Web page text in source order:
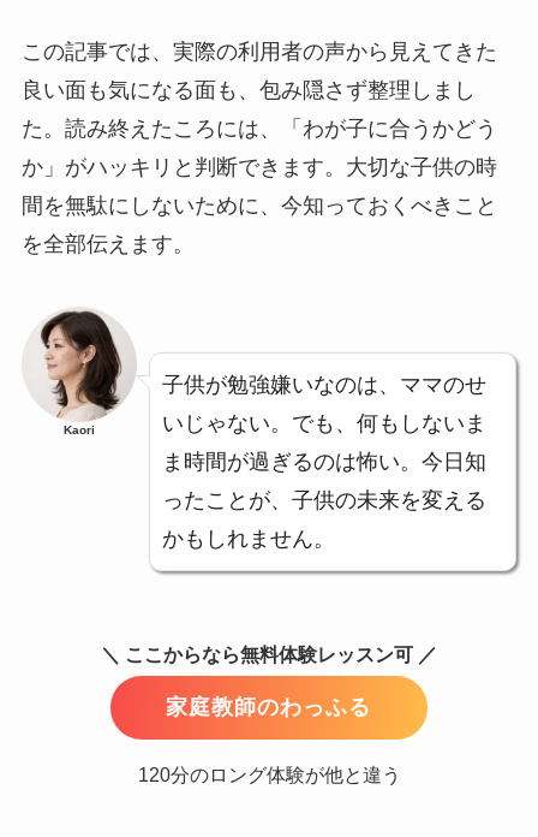
この記事では、実際の利用者の声から見えてきた
良い面も気になる面も、包み隠さず整理しまし
た。読み終えたころには、「わが子に合うかどう
か」がハッキリと判断できます。大切な子供の時
間を無駄にしないために、今知っておくべきこと
を全部伝えます。
Kaori
子供が勉強嫌いなのは、ママのせ
いじゃない。でも、何もしないま
ま時間が過ぎるのは怖い。今日知
ったことが、子供の未来を変える
かもしれません。
＼ ここからなら無料体験レッスン可 ／
家庭教師のわっふる
120分のロング体験が他と違う